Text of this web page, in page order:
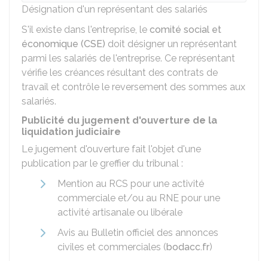
Désignation d'un représentant des salariés
S'il existe dans l'entreprise, le comité social et
économique (CSE) doit désigner un représentant
parmi les salariés de l'entreprise. Ce représentant
vérifie les créances résultant des contrats de
travail et contrôle le reversement des sommes aux
salariés.
Publicité du jugement d'ouverture de la
liquidation judiciaire
Le jugement d'ouverture fait l'objet d'une
publication par le greffier du tribunal :
Mention au RCS pour une activité
commerciale et/ou au RNE pour une
activité artisanale ou libérale
Avis au Bulletin officiel des annonces
civiles et commerciales (bodacc.fr)